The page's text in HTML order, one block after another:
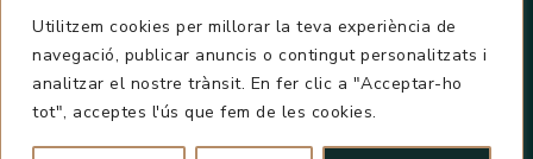
Utilitzem cookies per millorar la teva experiència de
navegació, publicar anuncis o contingut personalitzats i
analitzar el nostre trànsit. En fer clic a "Acceptar-ho
tot", acceptes l'ús que fem de les cookies.
POLÍTICA COOKIES
AVÍS LEGAL
POLÍTICA PRIVACITAT
DECLARACIÓ D'ACCESSIBILITAT